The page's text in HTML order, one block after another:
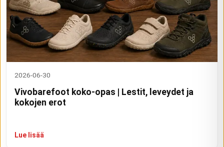
2026-06-30
Vivobarefoot koko-opas | Lestit, leveydet ja
kokojen erot
Lue lisää